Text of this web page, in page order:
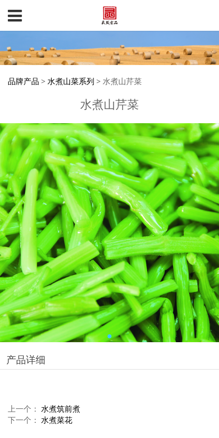
水煮山芹菜
品牌产品 > 水煮山菜系列 > 水煮山芹菜
水煮山芹菜
产品详细
上一个： 水煮筑前煮
下一个： 水煮菜花